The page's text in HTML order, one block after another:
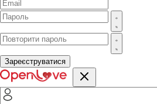
Зареєструватися